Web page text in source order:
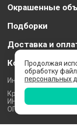
Окрашенные
Подборки
Доставка и
Контакты
Индивидуальный
Красильщикова Н. В.
ИНН: 340500676249
ОГРНИП:
Продолжая
обработку
персональных